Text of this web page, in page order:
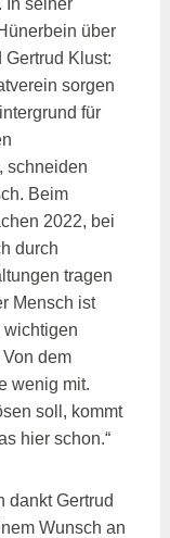
In seiner
über
Gertrud Klust:
sorgen
für
schneiden
Beim
2022, bei
durch
tragen
Mensch ist
wichtigen
dem
wenig mit.
soll, kommt
hier schon.“
dankt Gertrud
Wunsch an